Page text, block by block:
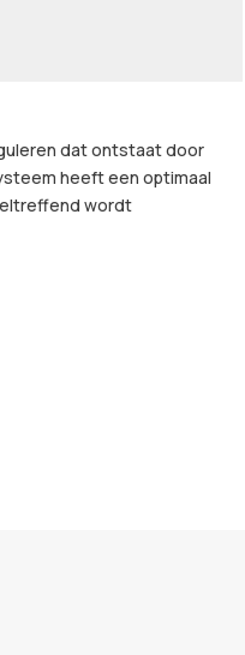
dat ontstaat door
heeft een optimaal
wordt